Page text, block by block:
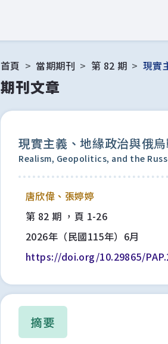
首頁 當期期刊 第 82 期 現實
期刊文章
現實主義、地緣政治與俄
Realism, Geopolitics, and the
唐欣偉
張婷婷
第 82 期
1-26
2026年（民國115年）6月
https://doi.org/10.29865/
摘要